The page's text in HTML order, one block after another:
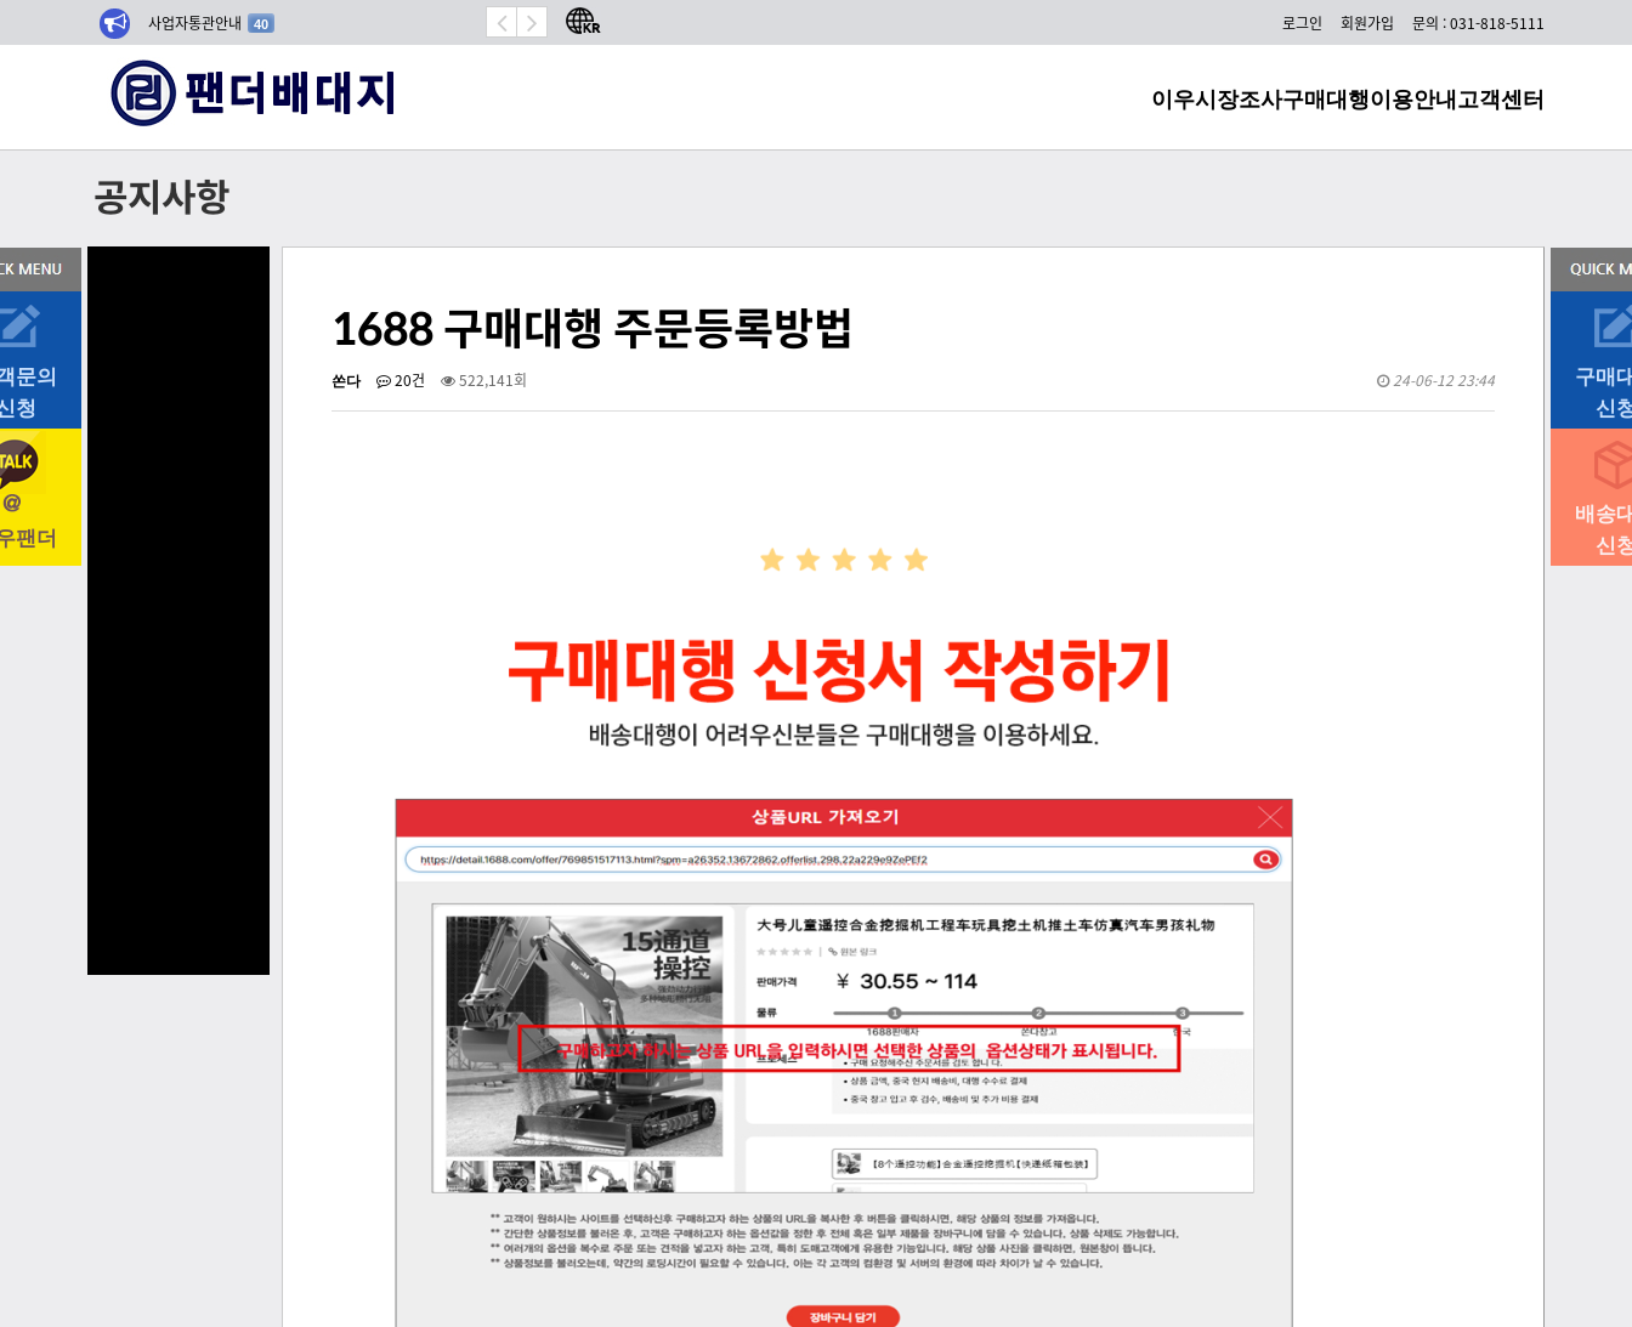
사업자통관안내 40 항공기 밀봉 시장 성장 전망 html 배송대행 주문등록방법
로그인 회원가입 문의 : 031-818-5111
이우시장조사구매대행이용안내고객센터
공지사항
1688 구매대행 주문등록방법
쏜다 20건 522,141회 24-06-12 23:44
문의
청
팬더
구매
신
배송
신